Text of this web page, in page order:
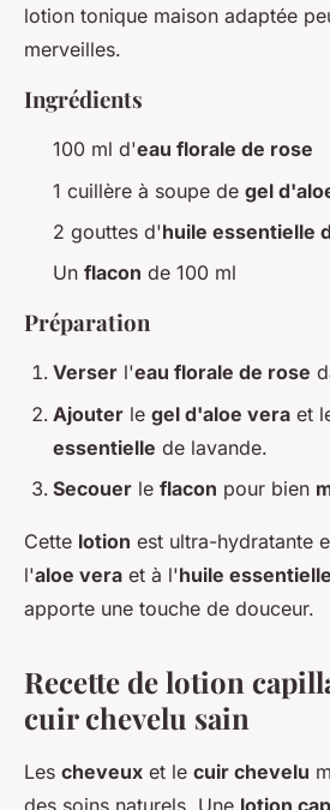
lotion tonique maison adaptée
merveilles.
Ingrédients
100 ml d'eau florale de rose
1 cuillère à soupe de gel
2 gouttes d'huile essentielle
Un flacon de 100 ml
Préparation
Verser l'eau florale de rose
Ajouter le gel d'aloe vera et
essentielle de lavande.
Secouer le flacon pour bien
Cette lotion est ultra-hydratante
l'aloe vera et à l'huile essentielle
apporte une touche de douceur.
Recette de lotion
cuir chevelu sain
Les cheveux et le cuir chevelu